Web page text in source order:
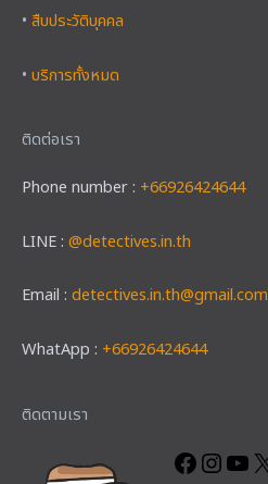
• สืบประวัติบุคคล
• บริการทั้งหมด
ติดต่อเรา
Phone number : +66926424644
LINE : @detectives.in.th
Email : detectives.in.th@gmail.com
WhatApp : +66926424644
ติดตามเรา